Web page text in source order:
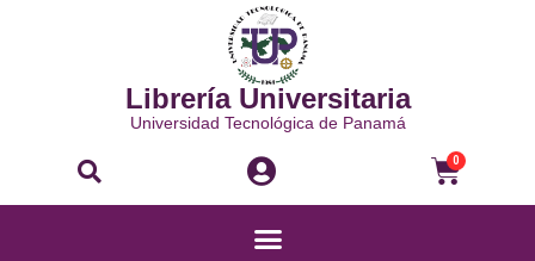
Librería Universitaria
Universidad Tecnológica de Panamá
Buscar 0
Menú